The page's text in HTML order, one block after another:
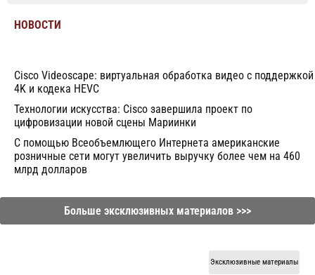
НОВОСТИ
Cisco Videoscape: виртуальная обработка видео с поддержкой
4K и кодека HEVC
Технологии искусства: Cisco завершила проект по
цифровизации новой сцены Мариинки
С помощью Всеобъемлющего Интернета американские
розничные сети могут увеличить выручку более чем на 460
млрд долларов
Больше эксклюзивных материалов >>>
Эксклюзивные материалы